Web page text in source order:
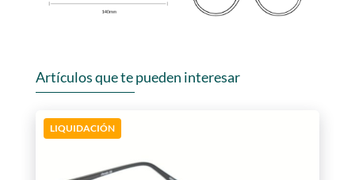
Artículos que te pueden interesar
LIQUIDACIÓN